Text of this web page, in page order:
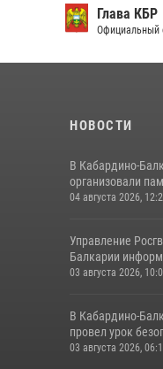
Глава КБР
Официальный
НОВОСТИ
В Кабардино-
организовали
04 августа 2026,
Управление
Балкарии
03 августа 2026,
В
провел урок
03 августа 2026,